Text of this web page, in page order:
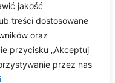
jakość
treści dostosowane
oraz
przycisku „Akceptuj
przez nas